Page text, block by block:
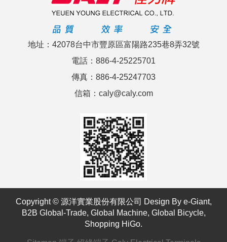
地址：42078台中市豐原區富陽路235巷8弄32號
電話：886-4-25225701
傳真：886-4-25247703
信箱：caly@caly.com
Copyright © 源洋實業股份有限公司 Design By e-Giant,
B2B Global-Trade, Global Machine, Global Bicycle,
Shopping HiGo.